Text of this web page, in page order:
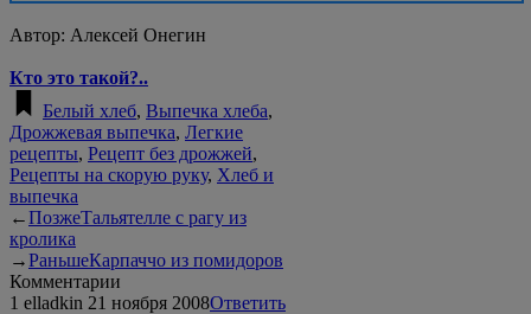
Автор: Алексей Онегин
Кто это такой?..
Белый хлеб, Выпечка хлеба,
Дрожжевая выпечка, Легкие
рецепты, Рецепт без дрожжей,
Рецепты на скорую руку, Хлеб и
выпечка
←ПозжеТальятелле с рагу из
кролика
→РаньшеКарпаччо из помидоров
Комментарии
1 elladkin 21 ноября 2008Ответить